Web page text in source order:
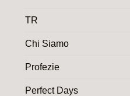
TR
Chi Siamo
Profezie
Perfect Days